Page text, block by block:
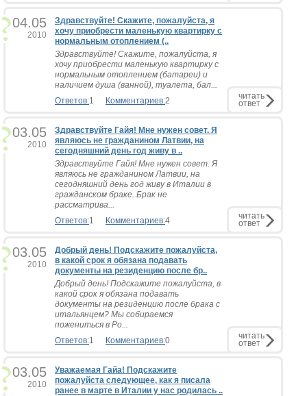
04.05
2010
Здравствуйте! Скажите, пожалуйста, я
хочу приобрести маленькую квартирку с
нормальным отоплением (..
Здравствуйте! Скажите, пожалуйста, я
хочу приобрести маленькую квартирку с
нормальным отоплением (батареи) и
наличием душа (ванной), туалета, бал...
Ответов:1 Комментариев:2 читать
ответ
03.05
2010
Здравствуйте Гайя! Мне нужен совет. Я
являюсь не гражданином Латвии, на
сегодняшний день год живу в ..
Здравствуйте Гайя! Мне нужен совет. Я
являюсь не гражданином Латвии, на
сегодняшний день год живу в Италии в
гражданском браке. Брак не
рассматрива...
Ответов:1 Комментариев:4 читать
ответ
03.05
2010
Добрый день! Подскажите пожалуйста,
в какой срок я обязана подавать
документы на резиденцию после бр..
Добрый день! Подскажите пожалуйста, в
какой срок я обязана подавать
документы на резиденцию после брака с
итальянцем? Мы собираемся
пожениться в Ро...
Ответов:1 Комментариев:0 читать
ответ
03.05
2010
Уважаемая Гайа! Подскажите
пожалуйста следующее, как я писала
ранее в марте в Италии у нас родилась ..